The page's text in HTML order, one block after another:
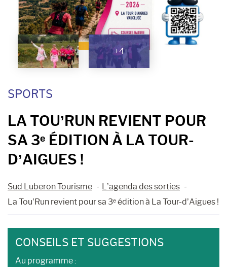
+4
SPORTS
LA TOU’RUN REVIENT POUR
SA 3ᵉ ÉDITION À LA TOUR-
D’AIGUES !
Sud Luberon Tourisme
L’agenda des sorties
La Tou’Run revient pour sa 3ᵉ édition à La Tour-d’Aigues !
CONSEILS ET SUGGESTIONS
Au programme :